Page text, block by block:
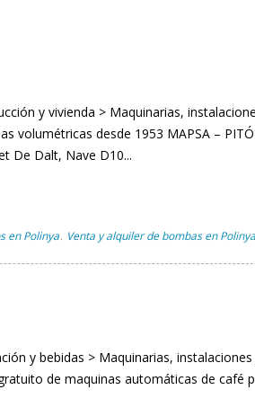
y vivienda > Maquinarias,
volumétricas desde 1953 MAPSA –
De Dalt, Nave D10...
en Polinya , Venta y alquiler de bombas en Polinya
y bebidas > Maquinarias, instalaciones
de maquinas automáticas de café